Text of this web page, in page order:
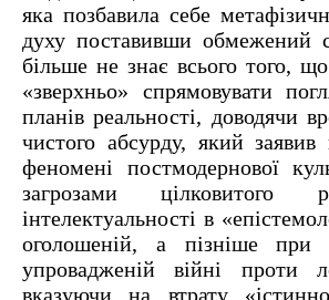
яка позбавила себе
духу поставивши обмежений
більше не знає всього того,
«зверхньо» спрямовувати
планів реальності, доводячи
чистого абсурду, який
феномені постмодернової
загрозами цілковитого
інтелектуальності в
оголошеній, а пізніше при
упровадженій війні проти
вказуючи на втрату